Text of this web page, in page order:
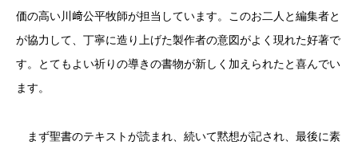
価の高い川﨑公平牧師が担当しています。このお二人と編集者と
が協力して、丁寧に造り上げた製作者の意図がよく現れた好著で
す。とてもよい祈りの導きの書物が新しく加えられたと喜んでい
ます。
まず聖書のテキストが読まれ、続いて黙想が記され、最後に素